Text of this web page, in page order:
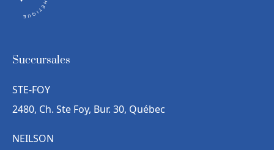
Succursales
STE-FOY
2480, Ch. Ste Foy, Bur. 30, Québec
NEILSON